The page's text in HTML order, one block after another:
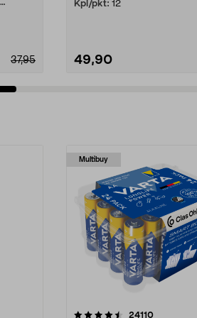
37,95
Kpl/pkt: 12
49,90
Multibuy
24110arvostelut
4.5viidestä